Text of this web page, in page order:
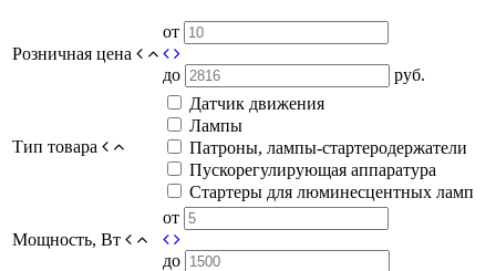
Розничная цена
от
до руб.
Тип товара
Датчик движения
Лампы
Патроны, лампы-стартеродержатели
Пускорегулирующая аппаратура
Стартеры для люминесцентных ламп
Мощность, Вт
от
до